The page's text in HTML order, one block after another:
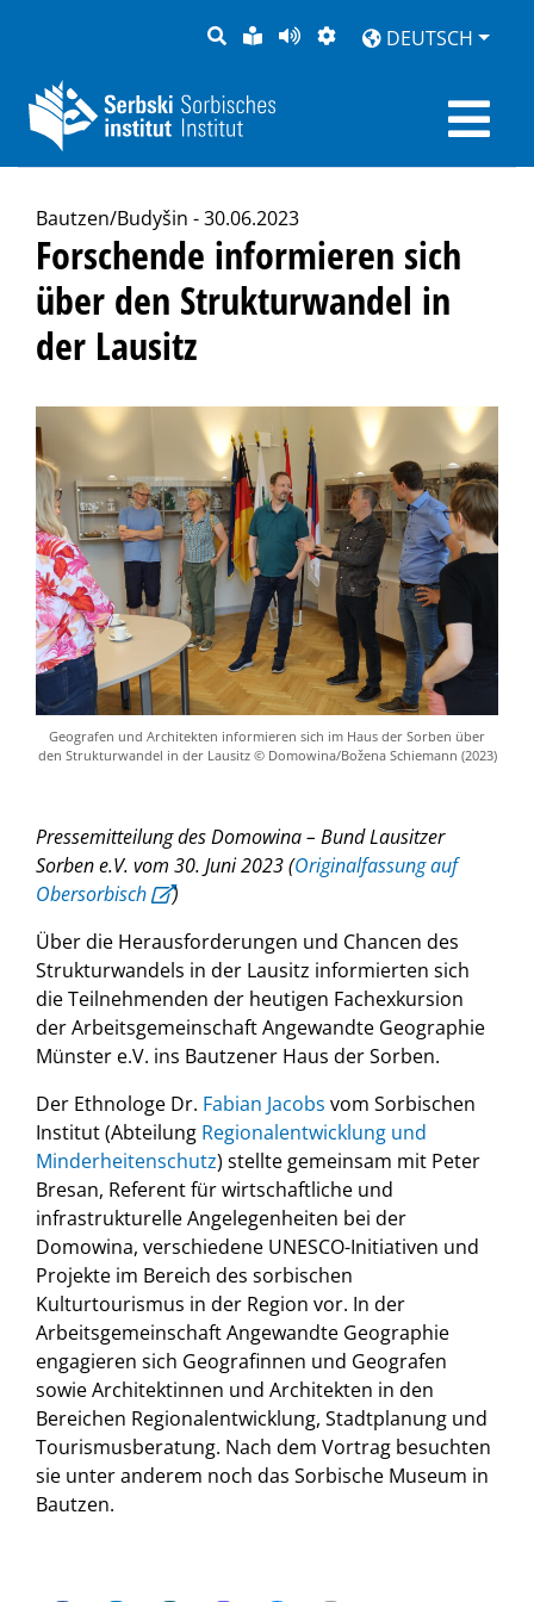
SUCHELEICHTE
SPRACHE
SEITEDARSTELLUNG
DEUTSCH
Bautzen/Budyšin - 30.06.2023
Forschende informieren sich
über den Strukturwandel in
der Lausitz
Geografen und Architekten informieren sich im Haus der Sorben über
den Strukturwandel in der Lausitz © Domowina/Božena Schiemann (2023)
Pressemitteilung des Domowina – Bund Lausitzer
Sorben e.V. vom 30. Juni 2023 (Originalfassung auf
Obersorbisch
)
Über die Herausforderungen und Chancen des
Strukturwandels in der Lausitz informierten sich
die Teilnehmenden der heutigen Fachexkursion
der Arbeitsgemeinschaft Angewandte Geographie
Münster e.V. ins Bautzener Haus der Sorben.
Der Ethnologe Dr. Fabian Jacobs vom Sorbischen
Institut (Abteilung Regionalentwicklung und
Minderheitenschutz) stellte gemeinsam mit Peter
Bresan, Referent für wirtschaftliche und
infrastrukturelle Angelegenheiten bei der
Domowina, verschiedene UNESCO-Initiativen und
Projekte im Bereich des sorbischen
Kulturtourismus in der Region vor. In der
Arbeitsgemeinschaft Angewandte Geographie
engagieren sich Geografinnen und Geografen
sowie Architektinnen und Architekten in den
Bereichen Regionalentwicklung, Stadtplanung und
Tourismusberatung. Nach dem Vortrag besuchten
sie unter anderem noch das Sorbische Museum in
Bautzen.